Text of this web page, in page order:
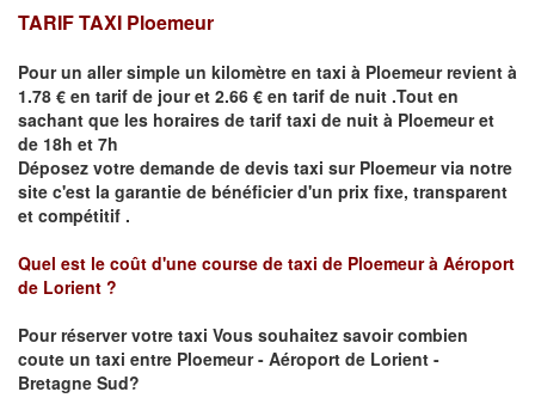
TARIF TAXI Ploemeur
Pour un aller simple un kilomètre en taxi à Ploemeur revient à
1.78 € en tarif de jour et 2.66 € en tarif de nuit .Tout en
sachant que les horaires de tarif taxi de nuit à Ploemeuret
de 18h et 7h
Déposez votre demande de devis taxi sur Ploemeurvia notre
site c'est la garantie de bénéficier d'un prix fixe, transparent
et compétitif .
Quel est le coût d'une course de taxi de Ploemeur à Aéroport
de Lorient ?
Pour réserver votre taxi Vous souhaitez savoircombien
coute un taxi entre Ploemeur - Aéroport de Lorient -
Bretagne Sud?